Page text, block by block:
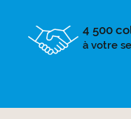
4 500
à votre